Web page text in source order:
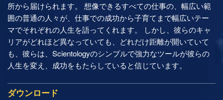
所から届けられます。 想像できるすべての仕事の、幅広い範
囲の普通の人々が、仕事での成功から子育てまで幅広いテー
マでそれぞれの人生を語ってくれます。 しかし、彼らのキャ
リアがどれほど異なっていても、どれだけ距離が開いていて
も、彼らは、Scientologyのシンプルで強力なツールが彼らの
人生を変え、成功をもたらしていると信じています。
ダウンロード